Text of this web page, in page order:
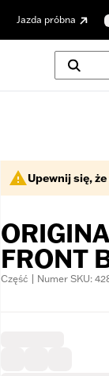
Jazda próbna
Upewnij się,
FRONT
Część | Numer SKU: